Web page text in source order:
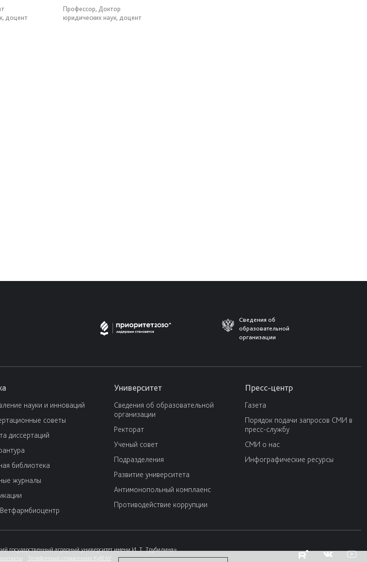
доцент
Профессор, Доктор
юридических наук, доцент
Сведения об
образовательной
организации
науки и инноваций
советы
диссертаций
библиотека
журналы
Университет
Сведения об образовательной
организации
Ректорат
Ученый совет
Подразделения
Развитие университета
Антимонопольный комплаенс
Противодействие коррупции
Пресс-центр
Газета
Порядок подачи запросов СМИ в
пресс-службу
СМИ о нас
Инфографические ресурсы
аграрный университет имени И. Т. Трубилина»
Телефонный справочник КубГАУ